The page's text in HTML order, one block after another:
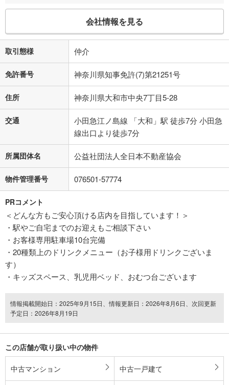
会社情報を見る
取引態様 仲介
免許番号 神奈川県知事免許(7)第21251号
住所 神奈川県大和市中央7丁目5-28
交通
小田急江ノ島線 「大和」駅 徒歩7分 小田急
線出口より徒歩7分
所属団体名 公益社団法人全日本不動産協会
物件管理番号 076501-57774
PRコメント
＜どんな方もご安心頂ける店内を目指しています！＞
・駅やご自宅までのお迎えもご相談下さい
・お客様専用駐車場10台完備
・20種類上のドリンクメニュー（お子様用ドリンクございま
す）
・キッズスペース、乳児用ベッド、おむつ台ございます
情報掲載開始日：2025年9月15日、情報更新日：2026年8月6日、次回更新
予定日：2026年8月19日
この店舗が取り扱い中の物件
中古マンション 中古一戸建て